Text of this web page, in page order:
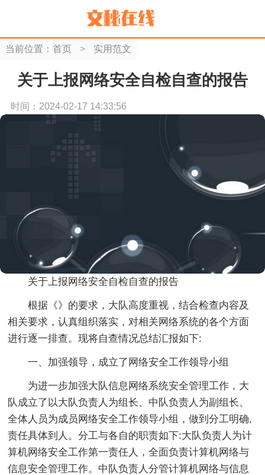
当前位置： 首页 > 实用范文
关于上报网络安全自检自查的报告
时间：2024-02-17 14:33:56
关于上报网络安全自检自查的报告
根据《》的要求，大队高度重视，结合检查内容及
相关要求，认真组织落实，对相关网络系统的各个方面
进行逐一排查。现将自查情况总结汇报如下:
一、加强领导，成立了网络安全工作领导小组
为进一步加强大队信息网络系统安全管理工作，大
队成立了以大队负责人为组长、中队负责人为副组长、
全体人员为成员网络安全工作领导小组，做到分工明确,
责任具体到人。分工与各自的职责如下:大队负责人为计
算机网络安全工作第一责任人，全面负责计算机网络与
信息安全管理工作。中队负责人分管计算机网络与信息